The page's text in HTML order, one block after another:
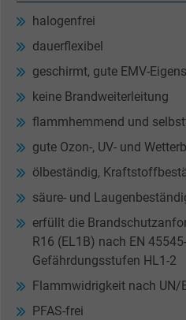
halogenfrei
dauerflexibel
geschirmt, gute EMV-
keine Brandweiterleitung
flammhemmend und
gute Ozon-, UV- und
ölbeständig,
säure- und
erfüllt die
R16 (EL1B) nach EN
Gefährdungsstufen HL1-2
Flammwidrigkeit nach UN/
PFAS-frei